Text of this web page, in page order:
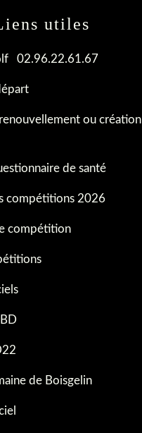
utiles
02.96.22.61.67
ou création
de santé
compétitions 2026
compétition
de Boisgelin